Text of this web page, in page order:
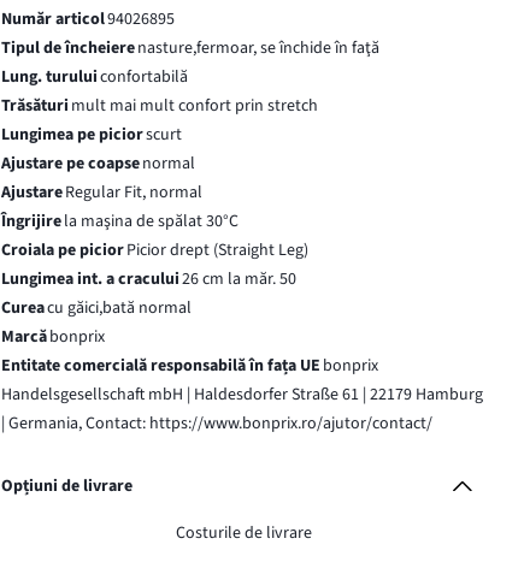
Număr articol94026895
Tipul de încheierenasture,fermoar, se închide în faţă
Lung. turuluiconfortabilă
Trăsături mult mai mult confort prin stretch
Lungimea pe piciorscurt
Ajustare pe coapsenormal
AjustareRegular Fit, normal
Îngrijirela maşina de spălat 30°C
Croiala pe piciorPicior drept (Straight Leg)
Lungimea int. a cracului26 cm la măr. 50
Cureacu găici,bată normal
Marcăbonprix
Entitate comercială responsabilă în fața UE bonprix
Handelsgesellschaft mbH | Haldesdorfer Straße 61 | 22179 Hamburg
| Germania, Contact: https://www.bonprix.ro/ajutor/contact/
Opțiuni de livrare
Costurile de livrare